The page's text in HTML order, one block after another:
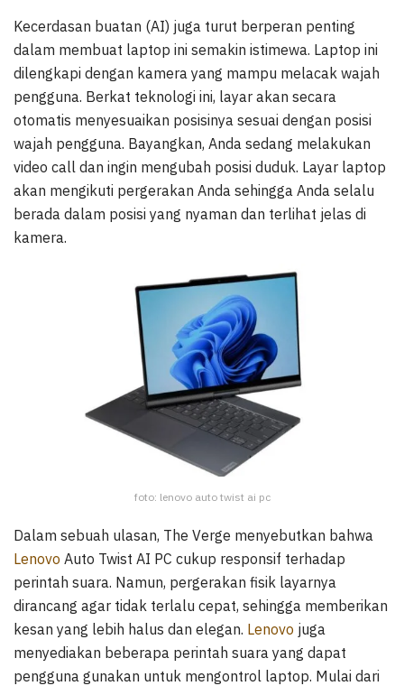
Kecerdasan buatan (AI) juga turut berperan penting
dalam membuat laptop ini semakin istimewa. Laptop ini
dilengkapi dengan kamera yang mampu melacak wajah
pengguna. Berkat teknologi ini, layar akan secara
otomatis menyesuaikan posisinya sesuai dengan posisi
wajah pengguna. Bayangkan, Anda sedang melakukan
video call dan ingin mengubah posisi duduk. Layar laptop
akan mengikuti pergerakan Anda sehingga Anda selalu
berada dalam posisi yang nyaman dan terlihat jelas di
kamera.
foto: lenovo auto twist ai pc
Dalam sebuah ulasan, The Verge menyebutkan bahwa
Lenovo Auto Twist AI PC cukup responsif terhadap
perintah suara. Namun, pergerakan fisik layarnya
dirancang agar tidak terlalu cepat, sehingga memberikan
kesan yang lebih halus dan elegan. Lenovo juga
menyediakan beberapa perintah suara yang dapat
pengguna gunakan untuk mengontrol laptop. Mulai dari